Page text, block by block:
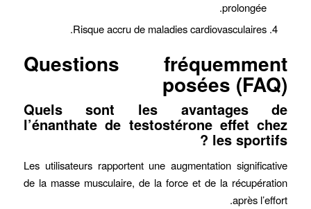
prolongée.
Risque accru de maladies cardiovasculaires.
Questions fréquemment
posées (FAQ)
Quels sont les avantages de
l’énanthate de testostérone effet chez
les sportifs ?
Les utilisateurs rapportent une augmentation significative
de la masse musculaire, de la force et de la récupération
après l’effort.